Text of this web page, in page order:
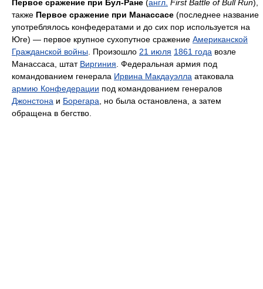
Первое сражение при Бул-Ране (англ. First Battle of Bull Run),
также Первое сражение при Манассасе (последнее название
употреблялось конфедератами и до сих пор используется на
Юге) — первое крупное сухопутное сражение Американской
Гражданской войны . Произошло 21 июля 1861 года возле
Манассаса, штат Виргиния . Федеральная армия под
командованием генерала Ирвина Макдауэлла атаковала
армию Конфедерации под командованием генералов
Джонстона и Борегара , но была остановлена, а затем
обращена в бегство.